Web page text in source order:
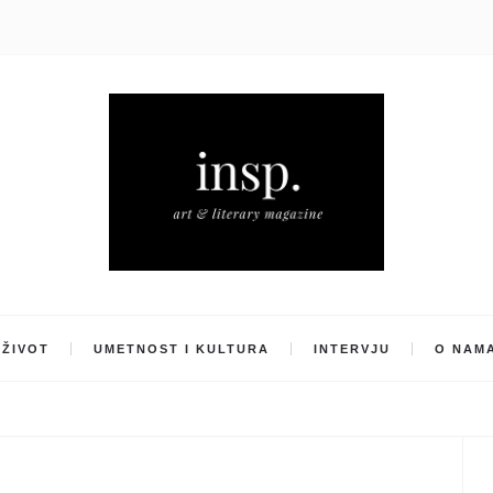
ŽIVOT UMETNOST I KULTURA INTERVJU O